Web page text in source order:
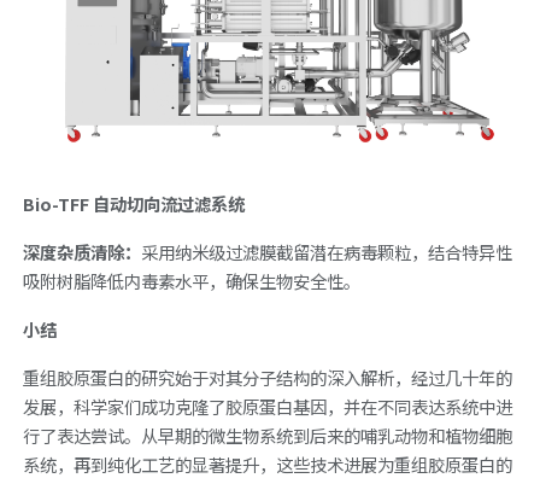
Bio-TFF 自动切向流过滤系统
深度杂质清除： 采用纳米级过滤膜截留潜在病毒颗粒，结合特异性
吸附树脂降低内毒素水平，确保生物安全性。
小结
重组胶原蛋白的研究始于对其分子结构的深入解析，经过几十年的
发展，科学家们成功克隆了胶原蛋白基因，并在不同表达系统中进
行了表达尝试。从早期的微生物系统到后来的哺乳动物和植物细胞
系统，再到纯化工艺的显著提升，这些技术进展为重组胶原蛋白的